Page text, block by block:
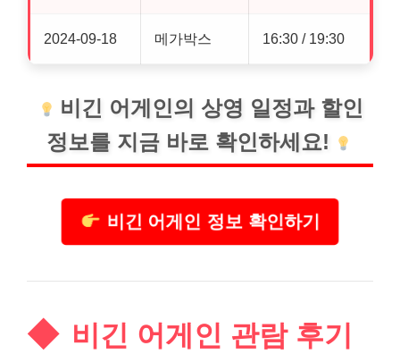
2024-09-18 메가박스 16:30 / 19:30
비긴 어게인의 상영 일정과 할인
정보를 지금 바로 확인하세요!
비긴 어게인 정보 확인하기
비긴 어게인 관람 후기